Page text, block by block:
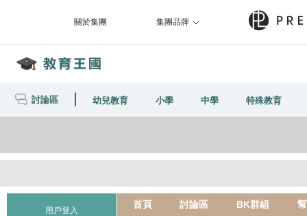
關於集團 集團品牌
討論區 幼兒教育 小學 中學 特殊教育
用戶登入
首頁 討論區 BK群組